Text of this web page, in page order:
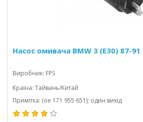
Насос омивача BMW 3 (E30) 87-91
Виробник: FPS
Країна: Тайвань/Китай
Примітка: (oe 171 955 651); один вихід